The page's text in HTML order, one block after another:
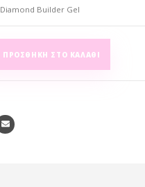
Diamond Builder Gel
ΠΡΟΣΘΉΚΗ ΣΤΟ ΚΑΛΆΘΙ